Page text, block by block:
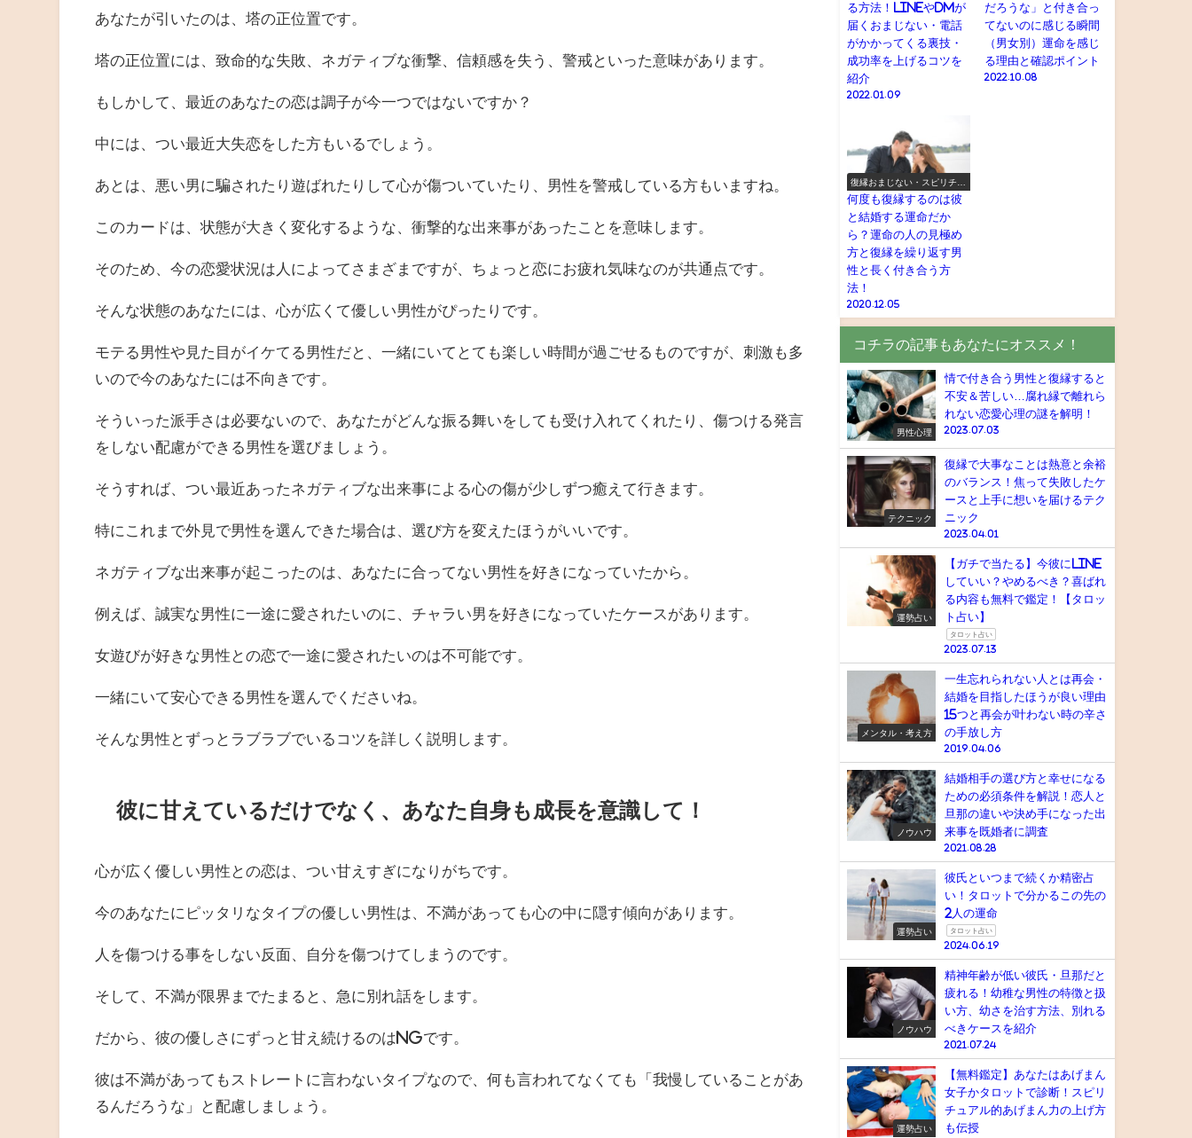
あなたが引いたのは、塔の正位置です。
塔の正位置には、致命的な失敗、ネガティブな衝撃、信頼感を失う、警戒といった意味があります。
もしかして、最近のあなたの恋は調子が今一つではないですか？
中には、つい最近大失恋をした方もいるでしょう。
あとは、悪い男に騙されたり遊ばれたりして心が傷ついていたり、男性を警戒している方もいますね。
このカードは、状態が大きく変化するような、衝撃的な出来事があったことを意味します。
そのため、今の恋愛状況は人によってさまざまですが、ちょっと恋にお疲れ気味なのが共通点です。
そんな状態のあなたには、心が広くて優しい男性がぴったりです。
モテる男性や見た目がイケてる男性だと、一緒にいてとても楽しい時間が過ごせるものですが、刺激も多
いので今のあなたには不向きです。
そういった派手さは必要ないので、あなたがどんな振る舞いをしても受け入れてくれたり、傷つける発言
をしない配慮ができる男性を選びましょう。
そうすれば、つい最近あったネガティブな出来事による心の傷が少しずつ癒えて行きます。
特にこれまで外見で男性を選んできた場合は、選び方を変えたほうがいいです。
ネガティブな出来事が起こったのは、あなたに合ってない男性を好きになっていたから。
例えば、誠実な男性に一途に愛されたいのに、チャラい男を好きになっていたケースがあります。
女遊びが好きな男性との恋で一途に愛されたいのは不可能です。
一緒にいて安心できる男性を選んでくださいね。
そんな男性とずっとラブラブでいるコツを詳しく説明します。
彼に甘えているだけでなく、あなた自身も成長を意識して！
心が広く優しい男性との恋は、つい甘えすぎになりがちです。
今のあなたにピッタリなタイプの優しい男性は、不満があっても心の中に隠す傾向があります。
人を傷つける事をしない反面、自分を傷つけてしまうのです。
そして、不満が限界までたまると、急に別れ話をします。
だから、彼の優しさにずっと甘え続けるのはNGです。
彼は不満があってもストレートに言わないタイプなので、何も言われてなくても「我慢していることがあ
るんだろうな」と配慮しましょう。
る方法！LINEやDMが
届くおまじない・電話
がかかってくる裏技・
成功率を上げるコツを
紹介
2022.01.09
だろうな」と付き合っ
てないのに感じる瞬間
（男女別）運命を感じ
る理由と確認ポイント
2022.10.08
復縁おまじない・スピリチュ
アル
何度も復縁するのは彼
と結婚する運命だか
ら？運命の人の見極め
方と復縁を繰り返す男
性と長く付き合う方
法！
2020.12.05
コチラの記事もあなたにオススメ！
男性心理
情で付き合う男性と復縁すると
不安＆苦しい…腐れ縁で離れら
れない恋愛心理の謎を解明！
2023.07.03
テクニック
復縁で大事なことは熱意と余裕
のバランス！焦って失敗したケ
ースと上手に想いを届けるテク
ニック
2023.04.01
運勢占い
【ガチで当たる】今彼にLINE
していい？やめるべき？喜ばれ
る内容も無料で鑑定！【タロッ
ト占い】
タロット占い
2023.07.13
メンタル・考え方
一生忘れられない人とは再会・
結婚を目指したほうが良い理由
15つと再会が叶わない時の辛さ
の手放し方
2019.04.06
ノウハウ
結婚相手の選び方と幸せになる
ための必須条件を解説！恋人と
旦那の違いや決め手になった出
来事を既婚者に調査
2021.08.28
運勢占い
彼氏といつまで続くか精密占
い！タロットで分かるこの先の
2人の運命
タロット占い
2024.06.19
ノウハウ
精神年齢が低い彼氏・旦那だと
疲れる！幼稚な男性の特徴と扱
い方、幼さを治す方法、別れる
べきケースを紹介
2021.07.24
運勢占い
【無料鑑定】あなたはあげまん
女子かタロットで診断！スピリ
チュアル的あげまん力の上げ方
も伝授